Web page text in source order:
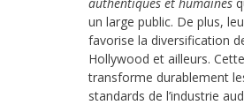
un large public. De plus,
favorise la diversification
Hollywood et ailleurs.
transforme durablement
standards de l’industrie